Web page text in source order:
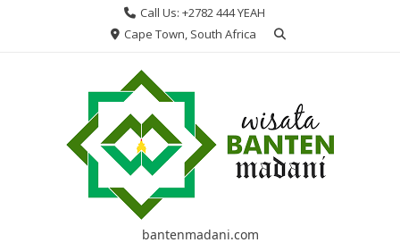
Call Us: +2782 444 YEAH
Cape Town, South Africa
bantenmadani.com